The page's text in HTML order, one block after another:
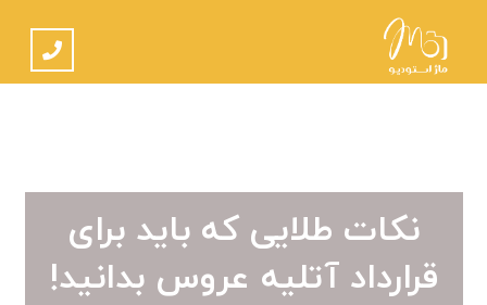
نکات طلایی که باید برای
قرارداد آتلیه عروس بدانید!